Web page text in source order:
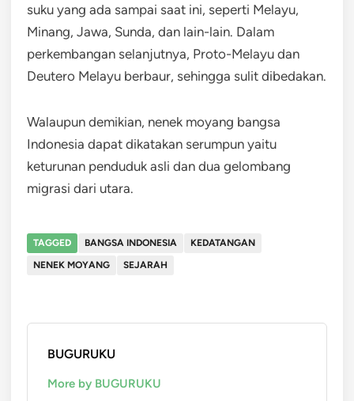
suku yang ada sampai saat ini, seperti Melayu,
Minang, Jawa, Sunda, dan lain-lain. Dalam
perkembangan selanjutnya, Proto-Melayu dan
Deutero Melayu berbaur, sehingga sulit dibedakan.
Walaupun demikian, nenek moyang bangsa
Indonesia dapat dikatakan serumpun yaitu
keturunan penduduk asli dan dua gelombang
migrasi dari utara.
TAGGED BANGSA INDONESIA
KEDATANGAN
NENEK MOYANG
SEJARAH
BUGURUKU
More by BUGURUKU